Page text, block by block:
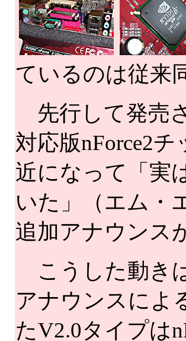
ているのは従来
先行して発売
対応版nForce2
近になって「実
いた」（エム・
追加アナウンス
こうした動き
アナウンスによ
たV2.0タイプは